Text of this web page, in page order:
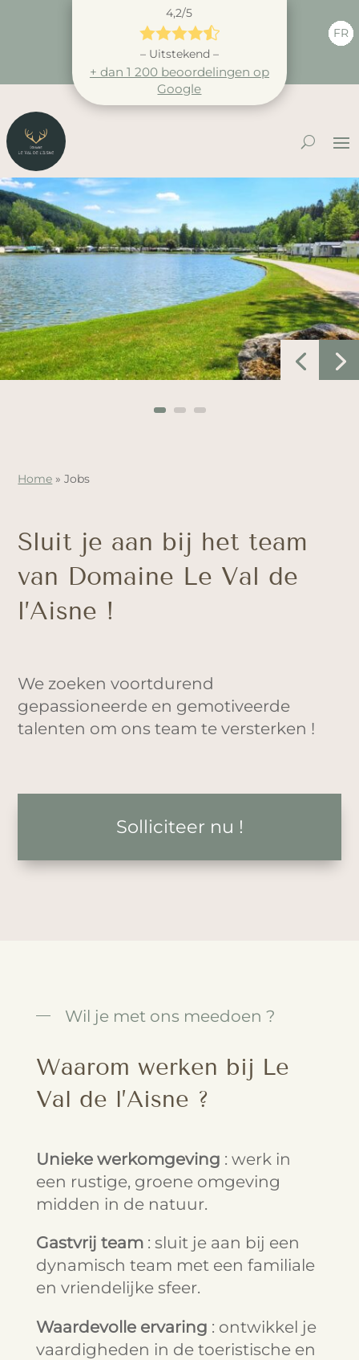
4,2/5

– Uitstekend –
+ dan 1 200 beoordelingen op
Google
FR
Home »Jobs
Sluit je aan bij het team
van Domaine Le Val de
l’Aisne !
We zoeken voortdurend
gepassioneerde en gemotiveerde
talenten om ons team te versterken !
Solliciteer nu !
Wil je met ons meedoen ?
Waarom werken bij Le
Val de l’Aisne ?
Unieke werkomgeving : werk in
een rustige, groene omgeving
midden in de natuur.
Gastvrij team: sluit je aan bij een
dynamisch team met een familiale
en vriendelijke sfeer.
Waardevolle ervaring : ontwikkel je
vaardigheden in de toeristische en